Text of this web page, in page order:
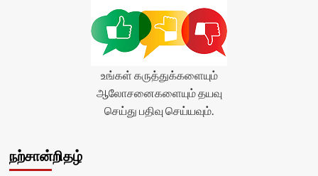
உங்கள் கருத்துக்களையும்
ஆலோசனைகளையும் தயவு
செய்து பதிவு செய்யவும்.
நற்சான்றிதழ்